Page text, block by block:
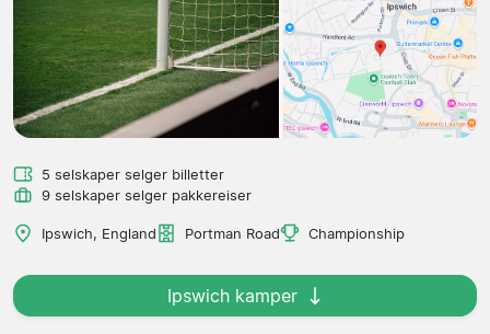
5 selskaper selger billetter
9 selskaper selger pakkereiser
Ipswich, England Portman Road Championship
Ipswich kamper